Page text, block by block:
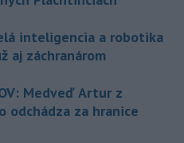
inteligencia a robotika
aj záchranárom
Medveď Artur z
odchádza za hranice